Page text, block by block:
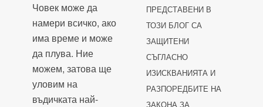
Човек може да
намери всичко, ако
има време и може
да плува. Ние
можем, затова ще
уловим на
въдичката най-
ПРЕДСТАВЕНИ В
ТОЗИ БЛОГ СА
ЗАЩИТЕНИ
СЪГЛАСНО
ИЗИСКВАНИЯТА И
РАЗПОРЕДБИТЕ НА
ЗАКОНА ЗА